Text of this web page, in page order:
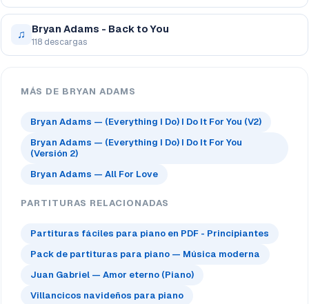
♫ Bryan Adams - Back to You
118 descargas
MÁS DE BRYAN ADAMS
Bryan Adams — (Everything I Do) I Do It For You (V2)
Bryan Adams — (Everything I Do) I Do It For You
(Versión 2)
Bryan Adams — All For Love
PARTITURAS RELACIONADAS
Partituras fáciles para piano en PDF - Principiantes
Pack de partituras para piano — Música moderna
Juan Gabriel — Amor eterno (Piano)
Villancicos navideños para piano